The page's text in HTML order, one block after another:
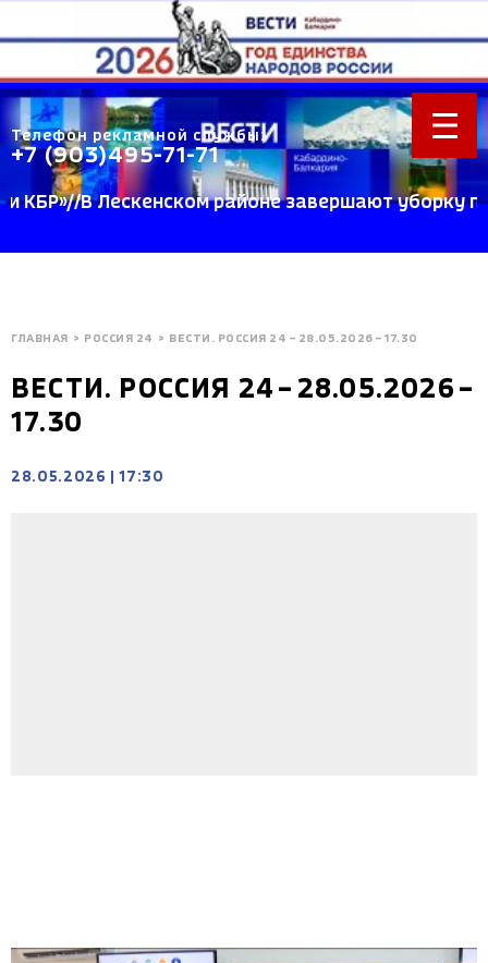
Телефон рекламной службы:
+7 (903)495-71-71
В Лескенском районе завершают уборку
ГЛАВНАЯ > РОССИЯ 24 > ВЕСТИ. РОССИЯ 24 – 28.05.2026 – 17.30
ВЕСТИ. РОССИЯ 24 – 28.05.2026 –
17.30
28.05.2026 17:30